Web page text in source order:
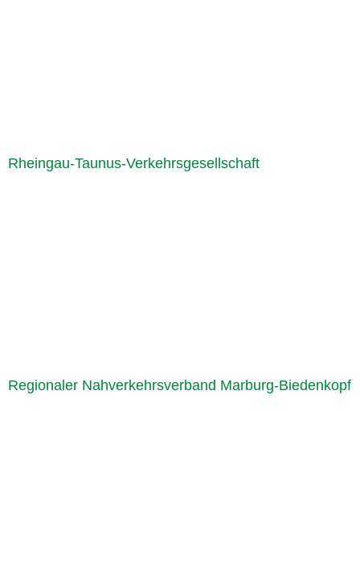
Rheingau-Taunus-Verkehrsgesellschaft
Regionaler Nahverkehrsverband Marburg-Biedenkopf